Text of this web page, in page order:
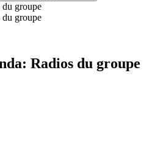
groupe
groupe
Radios du groupe